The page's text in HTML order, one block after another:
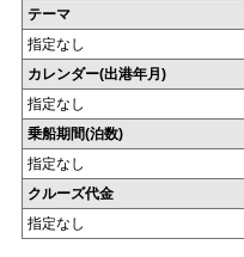
テーマ
指定なし
カレンダー(出港年月)
指定なし
乗船期間(泊数)
指定なし
クルーズ代金
指定なし